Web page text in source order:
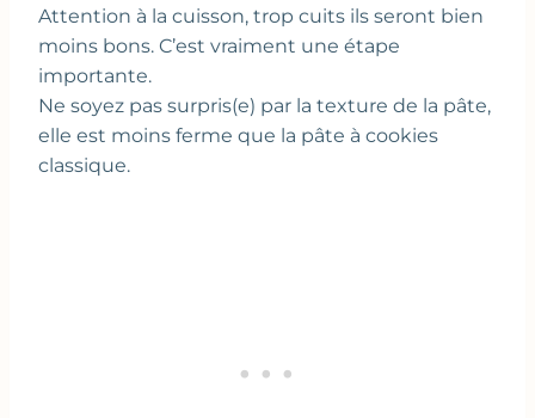
Attention à la cuisson, trop cuits ils seront bien
moins bons. C’est vraiment une étape
importante.
Ne soyez pas surpris(e) par la texture de la pâte,
elle est moins ferme que la pâte à cookies
classique.